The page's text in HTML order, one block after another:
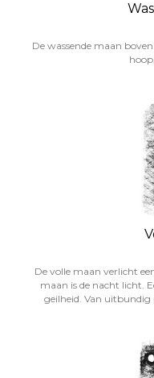
De wassende maan
De volle maan verlicht
maan is de nacht licht.
geilheid. Van uitbundig